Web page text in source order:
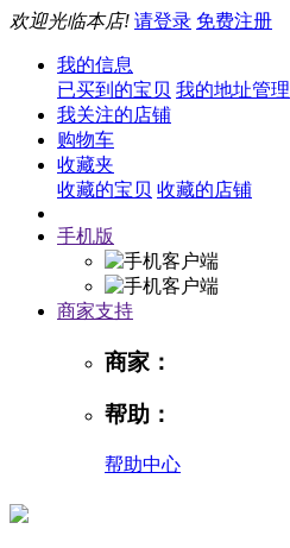
欢迎光临本店! 请登录 免费注册
我的信息
已买到的宝贝 我的地址管理
我关注的店铺
购物车
收藏夹
收藏的宝贝 收藏的店铺
手机版
商家支持
商家：
帮助：
帮助中心